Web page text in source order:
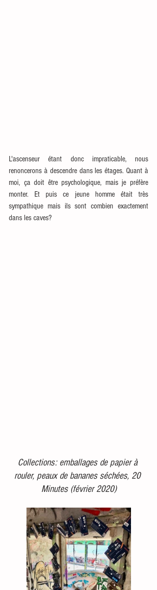
L'ascenseur étant donc impraticable, nous
renoncerons à descendre dans les étages. Quant à
moi, ça doit être psychologique, mais je préfère
monter. Et puis ce jeune homme était très
sympathique mais ils sont combien exactement
dans les caves?
Collections: emballages de papier à
rouler, peaux de bananes séchées, 20
Minutes (février 2020)